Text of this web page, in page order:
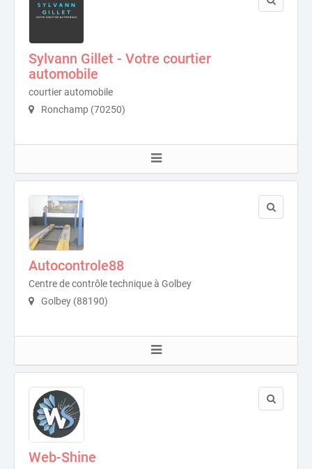
Sylvann Gillet - Votre courtier
automobile
courtier automobile
Ronchamp (70250)
Autocontrole88
Centre de contrôle technique à Golbey
Golbey (88190)
Web-Shine